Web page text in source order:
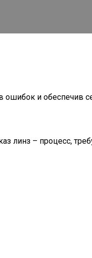
и обеспечив
– процесс,